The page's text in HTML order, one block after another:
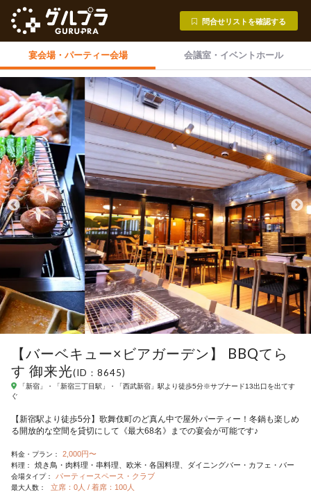
問合せリストを確認する
宴会場・ パーティー会場 会議室・ イベントホール
【バーベキュー×ビアガーデン】 BBQてら
す 御来光(ID：8645)
「新宿」・「新宿三丁目駅」・「西武新宿」駅より徒歩5分※サブナード13出口を出てす
ぐ
【新宿駅より徒歩5分】歌舞伎町のど真ん中で屋外パーティー！冬鍋も楽しめ
る開放的な空間を貸切にして《最大68名》までの宴会が可能です♪
料金・プラン： 2,000円〜
料理： 焼き鳥・肉料理・串料理 欧米・各国料理 ダイニングバー・カフェ・バー
会場タイプ： パーティースペース・クラブ
最大人数： 立席：0人 / 着席：100人